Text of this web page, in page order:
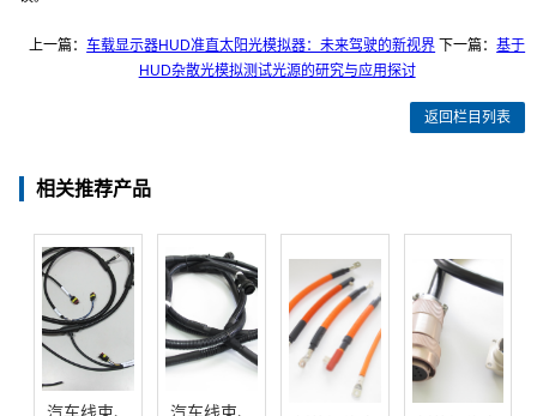
上一篇：车载显示器HUD准直太阳光模拟器：未来驾驶的新视界 下一篇：基于
HUD杂散光模拟测试光源的研究与应用探讨
返回栏目列表
相关推荐产品